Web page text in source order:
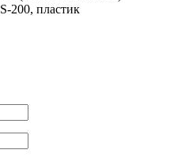
200, пластик